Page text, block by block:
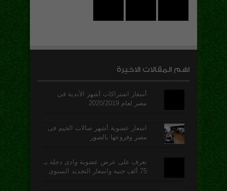
اهم المقالات الاخيرة
أسعار اشتراكات أشهر الأندية فى
مصر لعام 2020/2019
اسعار عضوية أشهر صالات الجيم فى
مصر وفروعها بالصور
تعرف على عرض عضوية وادى دجلة بـ
75 ألف جنية واسعار التجديد السنوى